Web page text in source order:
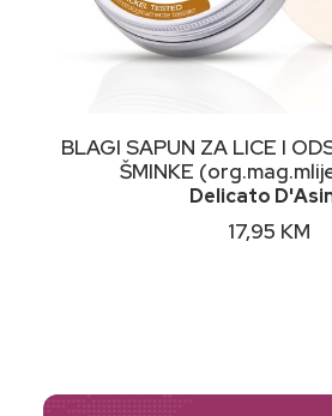
DODAJ U KORPU
BLAGI SAPUN ZA LICE I
ŠMINKE
Delicato
17,95 KM